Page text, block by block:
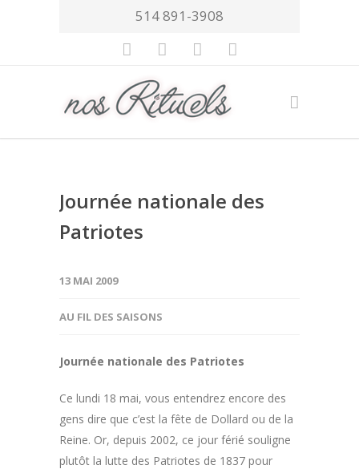
514 891-3908
Journée nationale des
Patriotes
13 MAI 2009
AU FIL DES SAISONS
Journée nationale des Patriotes
Ce lundi 18 mai, vous entendrez encore des
gens dire que c’est la fête de Dollard ou de la
Reine. Or, depuis 2002, ce jour férié souligne
plutôt la lutte des Patriotes de 1837 pour